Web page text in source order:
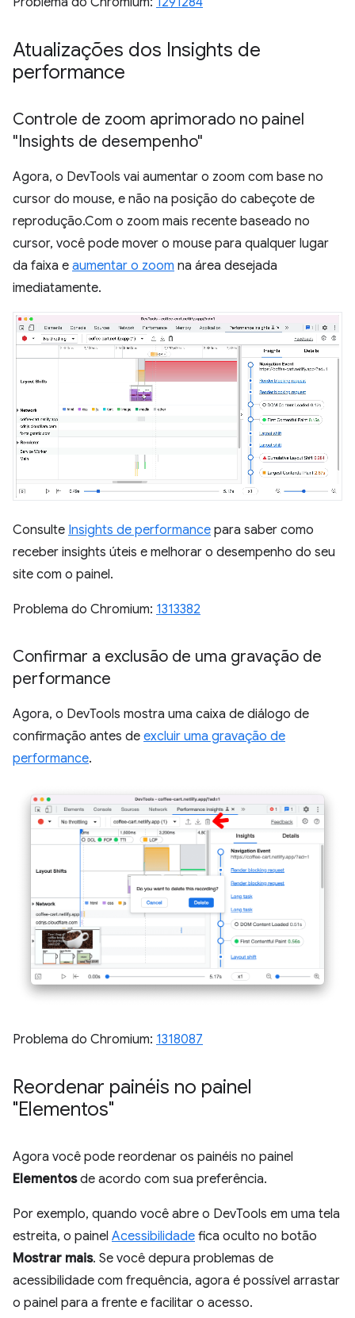
Atualizações dos Insights de
performance
Controle de zoom aprimorado no painel
"Insights de desempenho"
Agora, o DevTools vai aumentar o zoom com base no
cursor do mouse, e não na posição do cabeçote de
reprodução.Com o zoom mais recente baseado no
cursor, você pode mover o mouse para qualquer lugar
da faixa e aumentar o zoom na área desejada
imediatamente.
Consulte Insights de performance para saber como
receber insights úteis e melhorar o desempenho do seu
site com o painel.
Problema do Chromium: 1313382
Confirmar a exclusão de uma gravação de
performance
Agora, o DevTools mostra uma caixa de diálogo de
confirmação antes de excluir uma gravação de
performance.
Problema do Chromium: 1318087
Reordenar painéis no painel
"Elementos"
Agora você pode reordenar os painéis no painel
Elementosde acordo com sua preferência.
Por exemplo, quando você abre o DevTools em uma tela
estreita, o painel Acessibilidade fica oculto no botão
Mostrar mais. Se você depura problemas de
acessibilidade com frequência, agora é possível arrastar
o painel para a frente e facilitar o acesso.